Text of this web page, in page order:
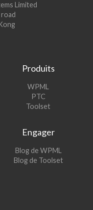
Limited
Produits
WPML
une
PTC(s’ouvre
dans
fenêtre)
Toolset(s’ouvre
nouvelle
Engager
Blog de WPML
dans
Blog de Toolset(s’ouvre